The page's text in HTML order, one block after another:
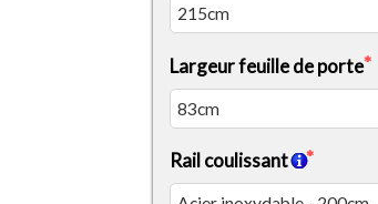
Largeur feuille de porte
Rail coulissant